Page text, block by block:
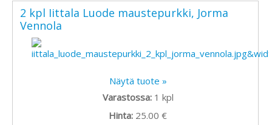
2 kpl Iittala Luode maustepurkki, Jorma
Vennola
Näytä tuote »
Varastossa: 1 kpl
Hinta: 25.00 €